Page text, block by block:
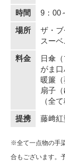
時間 9：00
場所
ザ・
スー
料金
日傘
がま
暖簾
扇子
（全
提携 藤﨑
※全て一点物の手
合もございます。